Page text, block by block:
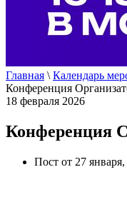
Главная \ Календарь
Конференция
18 февраля 2026
Конференция
Пост от 27